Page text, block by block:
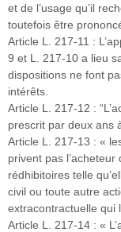
et de l’usage qu’il
toutefois être
Article L. 217-11 :
9 et L. 217-10 a lieu
dispositions ne font
intérêts.
Article L. 217-12 :
prescrit par deux ans
Article L. 217-13 : «
privent pas l’acheteur
rédhibitoires telle
civil ou toute autre
extracontractuelle qui
Article L. 217-14 : «